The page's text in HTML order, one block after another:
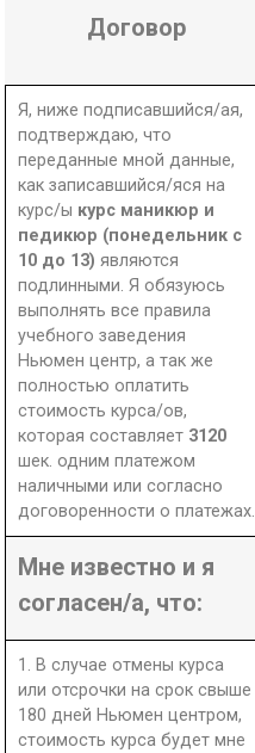
Договор
Я, ниже подписавшийся/ая,
подтверждаю, что
переданные мной данные,
как записавшийся/яся на
курс/ы курс маникюр и
педикюр (понедельник с
10 до 13)являются
подлинными. Я обязуюсь
выполнять все правила
учебного заведения
Ньюмен центр, а так же
полностью оплатить
стоимость курса/ов,
которая составляет 3120
шек. одним платежом
наличными или согласно
договоренности о платежах.
Мне известно и я
согласен/а, что:
1. В случае отмены курса
или отсрочки на срок свыше
180 дней Ньюмен центром,
стоимость курса будет мне